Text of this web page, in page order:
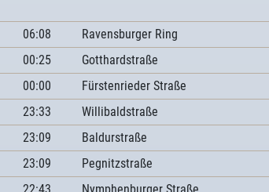
06:08 Ravensburger Ring
00:25 Gotthardstraße
00:00 Fürstenrieder Straße
23:33 Willibaldstraße
23:09 Baldurstraße
23:09 Pegnitzstraße